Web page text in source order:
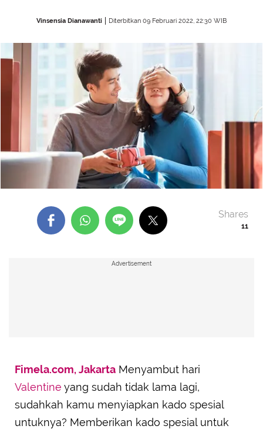
Vinsensia Dianawanti Diterbitkan 09 Februari 2022, 22:30 WIB
11
Shares
Advertisement
Fimela.com, Jakarta Menyambut hari
Valentine yang sudah tidak lama lagi,
sudahkah kamu menyiapkan kado spesial
untuknya? Memberikan kado spesial untuk